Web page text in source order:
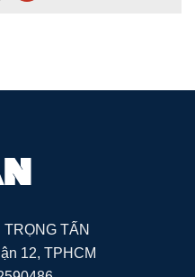
TẤN
12, TPHCM